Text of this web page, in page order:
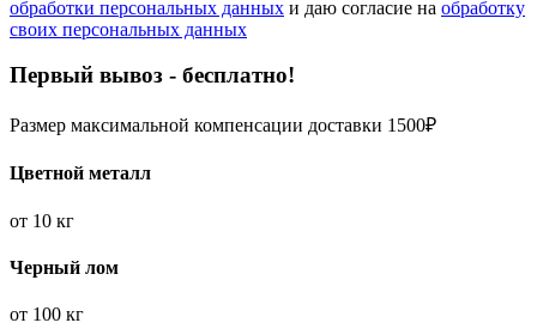
обработки персональных данных и даю согласие на обработку
своих персональных данных
Первый вывоз - бесплатно!
Размер максимальной компенсации доставки 1500₽
Цветной металл
от 10 кг
Черный лом
от 100 кг